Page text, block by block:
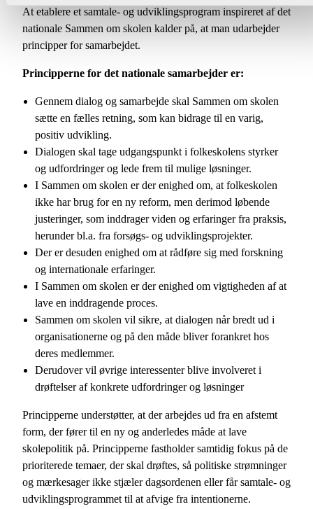
At etablere et samtale- og udviklingsprogram inspireret af det
nationale Sammen om skolen kalder på, at man udarbejder
principper for samarbejdet.
Principperne for det nationale samarbejder er:
Gennem dialog og samarbejde skal Sammen om skolen
sætte en fælles retning, som kan bidrage til en varig,
positiv udvikling.
Dialogen skal tage udgangspunkt i folkeskolens styrker
og udfordringer og lede frem til mulige løsninger.
I Sammen om skolen er der enighed om, at folkeskolen
ikke har brug for en ny reform, men derimod løbende
justeringer, som inddrager viden og erfaringer fra praksis,
herunder bl.a. fra forsøgs- og udviklingsprojekter.
Der er desuden enighed om at rådføre sig med forskning
og internationale erfaringer.
I Sammen om skolen er der enighed om vigtigheden af at
lave en inddragende proces.
Sammen om skolen vil sikre, at dialogen når bredt ud i
organisationerne og på den måde bliver forankret hos
deres medlemmer.
Derudover vil øvrige interessenter blive involveret i
drøftelser af konkrete udfordringer og løsninger
Principperne understøtter, at der arbejdes ud fra en afstemt
form, der fører til en ny og anderledes måde at lave
skolepolitik på. Principperne fastholder samtidig fokus på de
prioriterede temaer, der skal drøftes, så politiske strømninger
og mærkesager ikke stjæler dagsordenen eller får samtale- og
udviklingsprogrammet til at afvige fra intentionerne.